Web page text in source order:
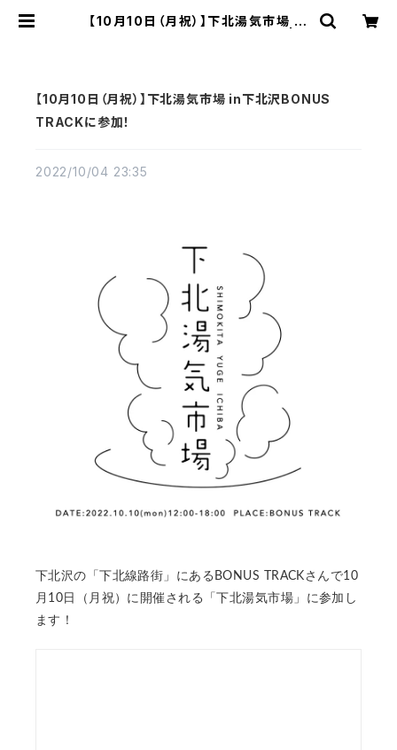
【10月10日（月祝）】下北湯気市場 in
【10月10日（月祝）】下北湯気市場 in下北沢BONUS
TRACKに参加！
2022/10/04 23:35
下北沢の「下北線路街」にあるBONUS TRACKさんで10
月10日（月祝）に開催される「下北湯気市場」に参加し
ます！